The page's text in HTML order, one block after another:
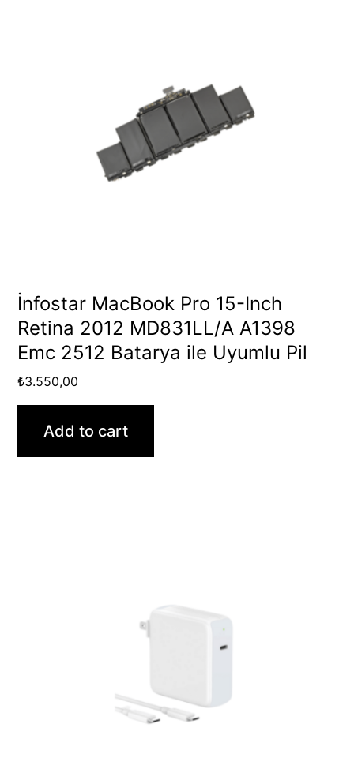
İnfostar MacBook Pro 15-Inch
Retina 2012 MD831LL/A A1398
Emc 2512 Batarya ile Uyumlu Pil
₺3.550,00
Add to cart